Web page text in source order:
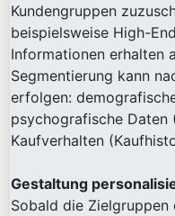
Kundengruppen
beispielsweise High-
Informationen erhalten
Segmentierung kann
erfolgen:
psychografische Daten
Kaufverhalten
Gestaltung
Sobald die